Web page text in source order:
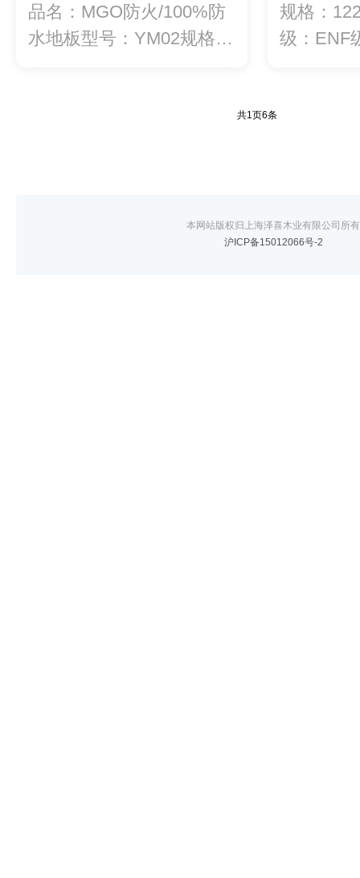
品名：MGO防火/100%防
水地板型号：YM02规格：
规格：
级：ENF
共1 页6条
本网站版权归上海泽喜木业有限公司所有
沪ICP备15012066号-2